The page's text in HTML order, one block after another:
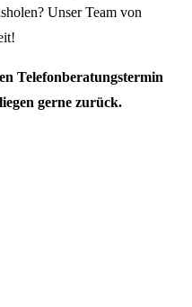
Unser Team von
Telefonberatungstermin
gerne zurück.